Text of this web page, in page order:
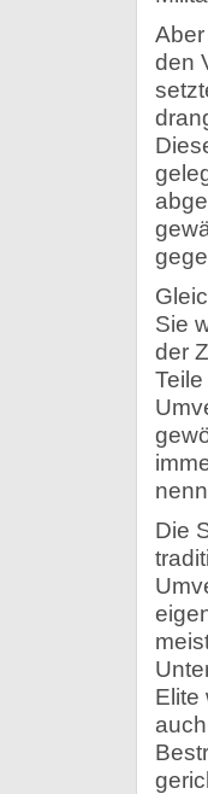
den
Sie
der
Die
Elite